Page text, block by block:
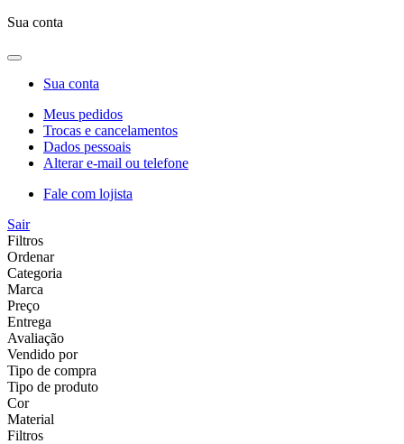
Sua conta
Sua conta
Meus pedidos
Trocas e cancelamentos
Dados pessoais
Alterar e-mail ou telefone
Fale com lojista
Sair
Filtros
Ordenar
Categoria
Marca
Preço
Entrega
Avaliação
Vendido por
Tipo de compra
Tipo de produto
Cor
Material
Filtros